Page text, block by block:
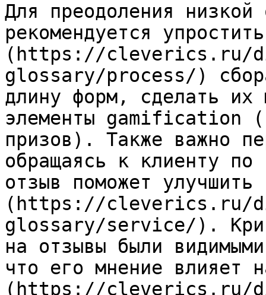
Для преодоления низкой
рекомендуется
(https://cleverics.ru/
glossary/process/)
длину форм, сделать их
элементы gamification
призов). Также важно
обращаясь к клиенту
отзыв поможет
(https://cleverics.ru/
glossary/service/).
на отзывы были
что его мнение влияет
(https://cleverics.ru/